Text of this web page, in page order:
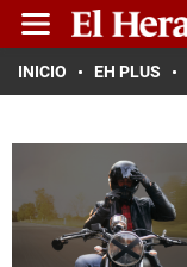
INICIO EH PLUS